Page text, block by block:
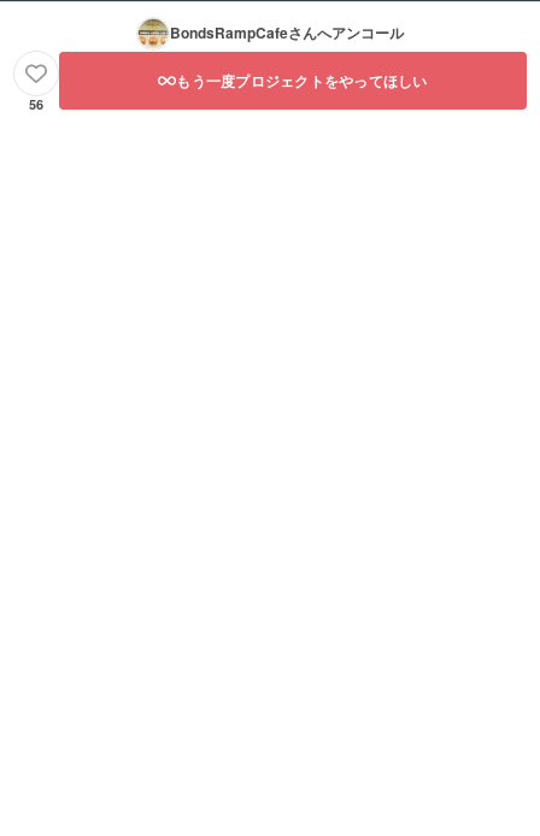
BondsRampCafeさんへアンコール
56
もう一度プロジェクトをやってほしい